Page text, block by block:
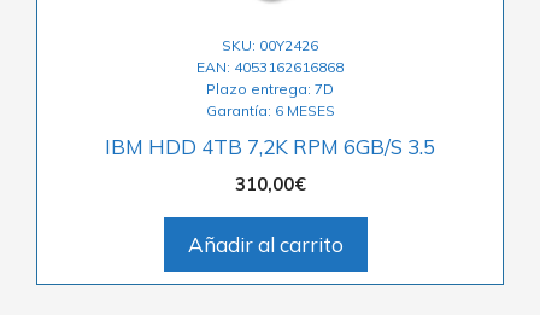
SKU: 00Y2426
EAN: 4053162616868
Plazo entrega: 7D
Garantía: 6 MESES
IBM HDD 4TB 7,2K RPM 6GB/S 3.5
310,00€
Añadir al carrito